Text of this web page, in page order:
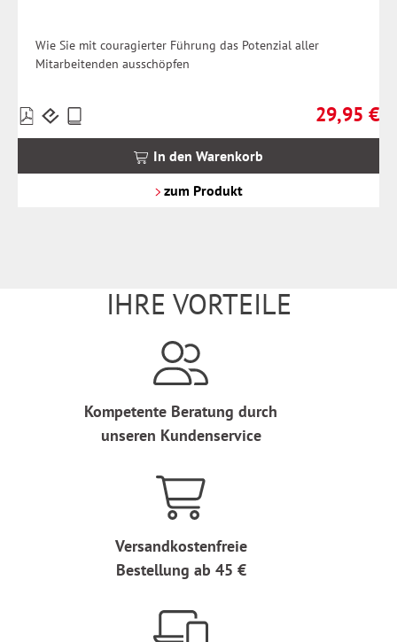
Wie Sie mit couragierter Führung das Potenzial aller
Mitarbeitenden ausschöpfen
Regulärer
29,95 €
Preise
inkl.
In den Warenkorb
zum Produkt
IHRE VORTEILE
Kompetente Beratung durch
unseren Kundenservice
Versandkostenfreie
Bestellung ab 45 €